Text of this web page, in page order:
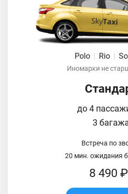
Polo | Rio |
Иномарки не
до 4
3
Встреча по
20 мин. ожидания
8 490 ₽